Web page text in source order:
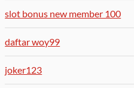
slot bonus new member 100
daftar woy99
joker123